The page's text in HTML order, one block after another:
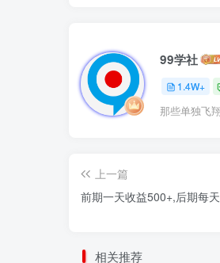
99学社
1.4W+
那些单独飞
上一篇
前期一天收益500+,后期每
相关推荐